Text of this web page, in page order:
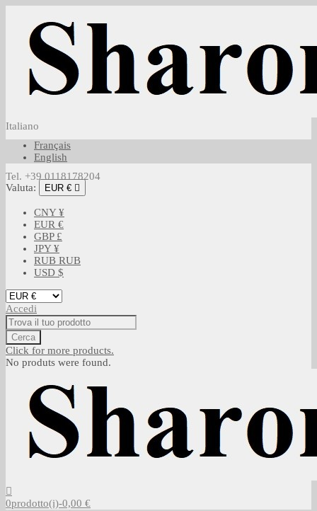
Italiano
Français
English
Tel. +39 0118178204
Valuta:
EUR € 
CNY ¥
EUR €
GBP £
JPY ¥
RUB RUB
USD $
Accedi
Cerca
Click for more products.
No produts were found.
0prodotto(i)-0,00 €